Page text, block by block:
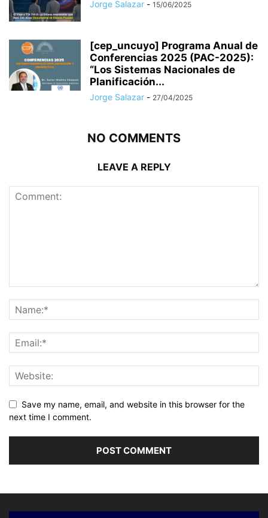
Jorge Salazar - 15/06/2025
[cep_uncuyo] Programa Anual de
Conferencias 2025 (PAC-2025):
“Los Sistemas Nacionales de
Planificación...
Jorge Salazar - 27/04/2025
NO COMMENTS
LEAVE A REPLY
Save my name, email, and website in this browser for the
next time I comment.